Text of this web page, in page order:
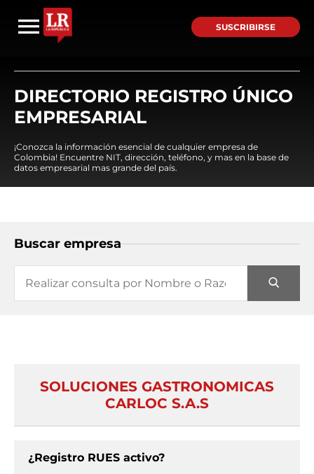
SUSCRIBIRSE
DIRECTORIO REGISTRO ÚNICO
EMPRESARIAL
¡Conozca la información esencial de cualquier empresa de
Colombia! Encuentre NIT, dirección, teléfono, y mas en la base de
datos empresarial mas grande del país.
Buscar empresa
SOLUCIONES GASTRONOMICAS
CARLOC S.A.S
¿Registro RUES activo?